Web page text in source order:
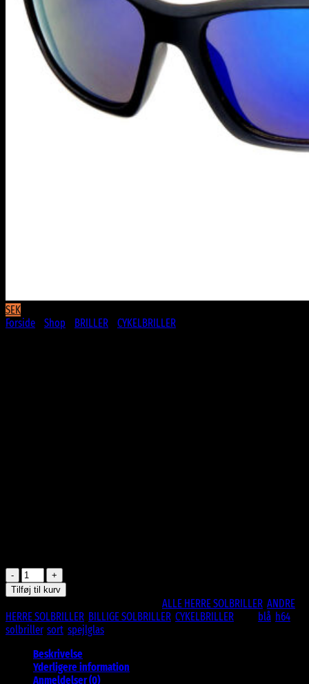
SEK
Forside
Shop BRILLER CYKELBRILLER
Pretty
Cool
Solbrille
-
Blå
Spejlglas
antal
Tilføj til kurv
ALLE HERRE SOLBRILLER ANDRE
HERRE SOLBRILLER BILLIGE SOLBRILLER CYKELBRILLER blå h64
solbriller, sort spejlglas
Beskrivelse
Yderligere information
Anmeldelser (0)